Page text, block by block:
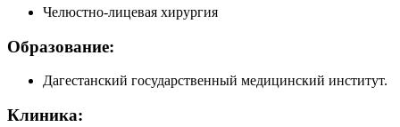
Челюстно-лицевая хирургия
Образование:
Дагестанский государственный медицинский институт.
Клиника: